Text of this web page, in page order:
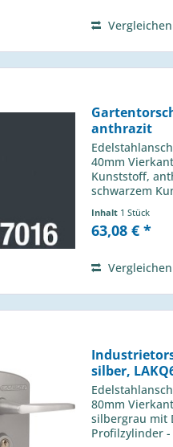
Vergleichen
anthrazit
40mm
Kunststoff,
schwarzem
verwendbar -
Schließbolzen
Inhalt 1 Stück
63,08 € *
Vergleichen
silber,
80mm
silbergrau mit
Profilzylinder